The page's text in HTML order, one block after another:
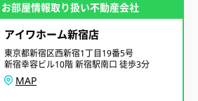
部屋情報取り扱い不動産会社
アイワホーム新宿店
東京都新宿区西新宿1丁目19番5号
新宿幸容ビル10階 新宿駅南口 徒歩3分
MAP